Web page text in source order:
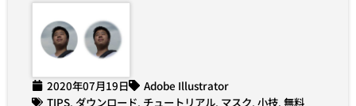
2020年07月19日
Adobe Illustrator
TIPS, ダウンロード, チュートリアル, マスク, 小技, 無料